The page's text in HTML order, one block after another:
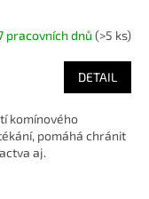
pracovních dnů (>5 ks)
DETAIL
komínového
pomáhá chránit
aj.